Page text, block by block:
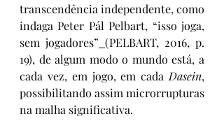
transcendência independente, como
indaga Peter Pál Pelbart, “isso joga,
sem jogadores” (PELBART, 2016, p.
19), de algum modo o mundo está, a
cada vez, em jogo, em cada Dasein,
possibilitando assim microrrupturas
na malha significativa.